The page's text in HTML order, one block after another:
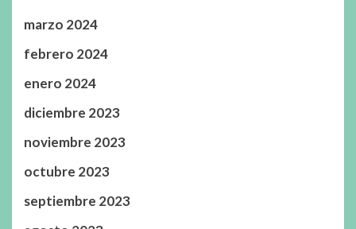
marzo 2024
febrero 2024
enero 2024
diciembre 2023
noviembre 2023
octubre 2023
septiembre 2023